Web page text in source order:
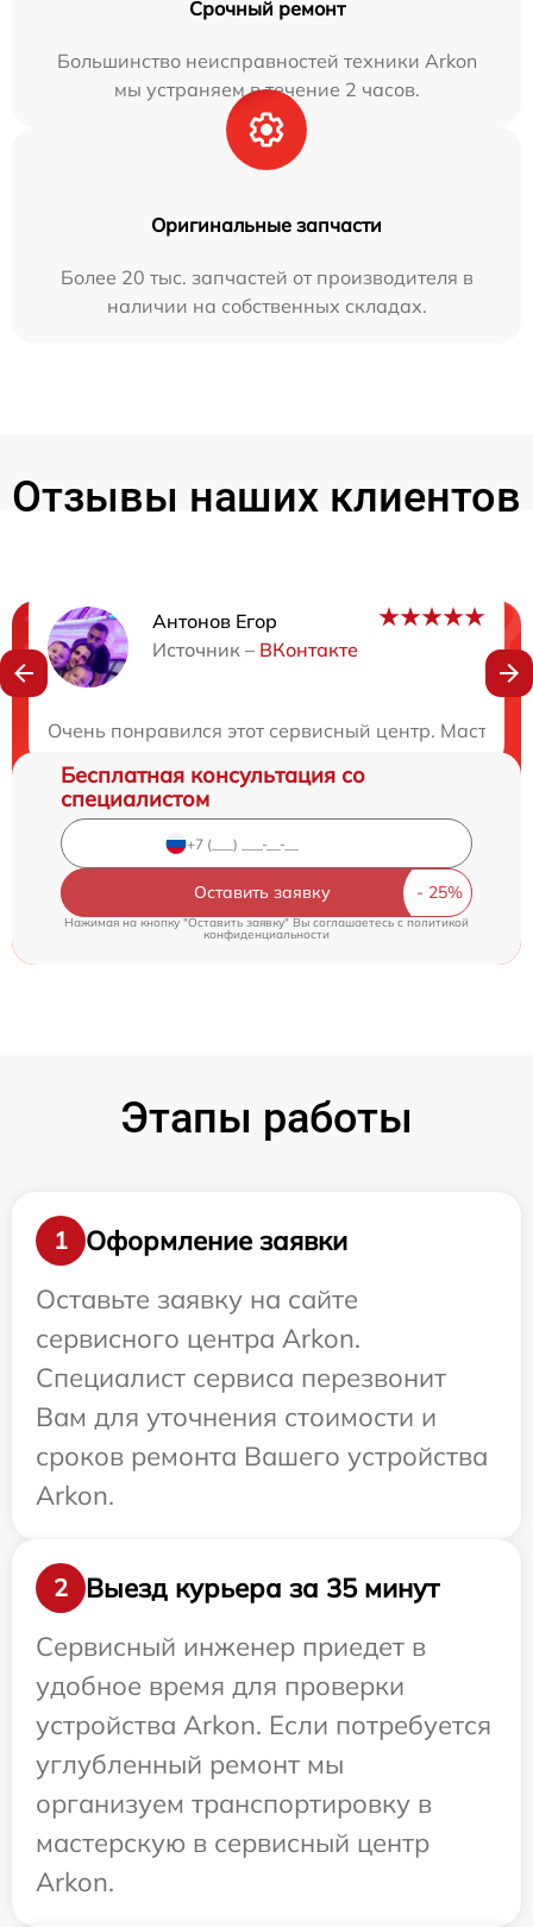
Срочный ремонт
Большинство неисправностей техники Arkon
мы устраняем в течение 2 часов.
Оригинальные запчасти
Более 20 тыс. запчастей от производителя в
наличии на собственных складах.
Отзывы наших клиентов
Антонов Егор
Источник – ВКонтакте
Очень понравился этот сервисный центр.
Нужна консультация?
Бесплатная консультация со
специалистом
Оставить заявку
Нажимая на кнопку "Оставить заявку" Вы соглашаетесь c политикой
конфиденциальности
Этапы работы
1
Оформление заявки
Оставьте заявку на сайте
сервисного центра Arkon.
Специалист сервиса перезвонит
Вам для уточнения стоимости и
сроков ремонта Вашего устройства
Arkon.
2
Выезд курьера за 35 минут
Сервисный инженер приедет в
удобное время для проверки
устройства Arkon. Если потребуется
углубленный ремонт мы
организуем транспортировку в
мастерскую в сервисный центр
Arkon.